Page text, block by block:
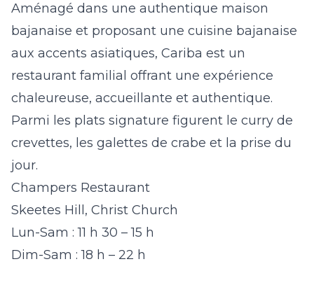
Aménagé dans une authentique maison
bajanaise et proposant une cuisine bajanaise
aux accents asiatiques, Cariba est un
restaurant familial offrant une expérience
chaleureuse, accueillante et authentique.
Parmi les plats signature figurent le curry de
crevettes, les galettes de crabe et la prise du
jour.
Champers Restaurant
Skeetes Hill, Christ Church
Lun-Sam : 11 h 30 – 15 h
Dim-Sam : 18 h – 22 h